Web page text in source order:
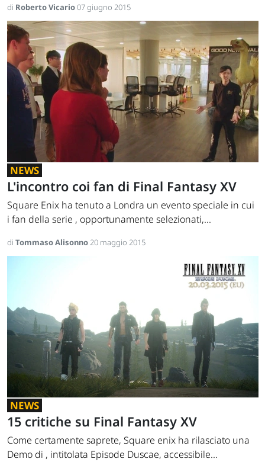
di Roberto Vicario07 giugno 2015
NEWS
L'incontro coi fan di Final Fantasy XV
Square Enix ha tenuto a Londra un evento speciale in cui
i fan della serie , opportunamente selezionati,...
di Tommaso Alisonno20 maggio 2015
NEWS
15 critiche su Final Fantasy XV
Come certamente saprete, Square enix ha rilasciato una
Demo di , intitolata Episode Duscae, accessibile...